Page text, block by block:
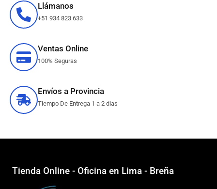
Llámanos
+51 934 823 633
Ventas Online
100% Seguras
Envíos a Provincia
Tiempo De Entrega 1 a 2 dias
Tienda Online - Oficina en Lima - Breña